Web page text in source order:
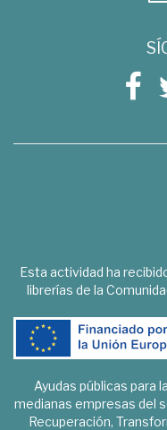
Esta actividad ha
librerías de la
Ayudas públicas para
medianas empresas del
Recuperación,